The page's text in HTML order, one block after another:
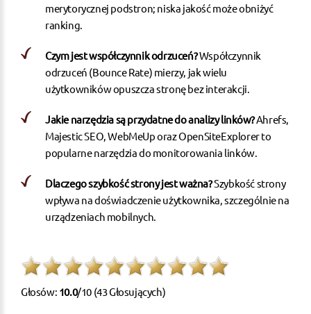
merytorycznej podstron; niska jakość może obniżyć
ranking.
Czym jest współczynnik odrzuceń?Współczynnik
odrzuceń (Bounce Rate) mierzy, jak wielu
użytkowników opuszcza stronę bez interakcji.
Jakie narzędzia są przydatne do analizy linków?Ahrefs,
Majestic SEO, WebMeUp oraz OpenSiteExplorer to
popularne narzędzia do monitorowania linków.
Dlaczego szybkość strony jest ważna?Szybkość strony
wpływa na doświadczenie użytkownika, szczególnie na
urządzeniach mobilnych.
Głosów: 10.0/10 (43 Głosujących)